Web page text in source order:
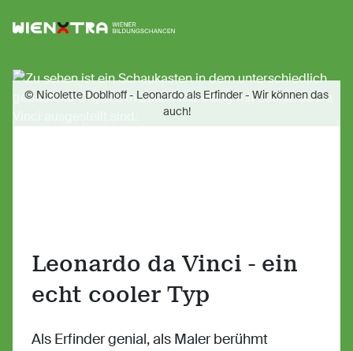
Logo Wiener Bildungschancen
Leonardo da Vinci - ein
echt cooler Typ
Als Erfinder genial, als Maler berühmt
© Nicolette Doblhoff - Leonardo als Erfinder - Wir können das
auch!